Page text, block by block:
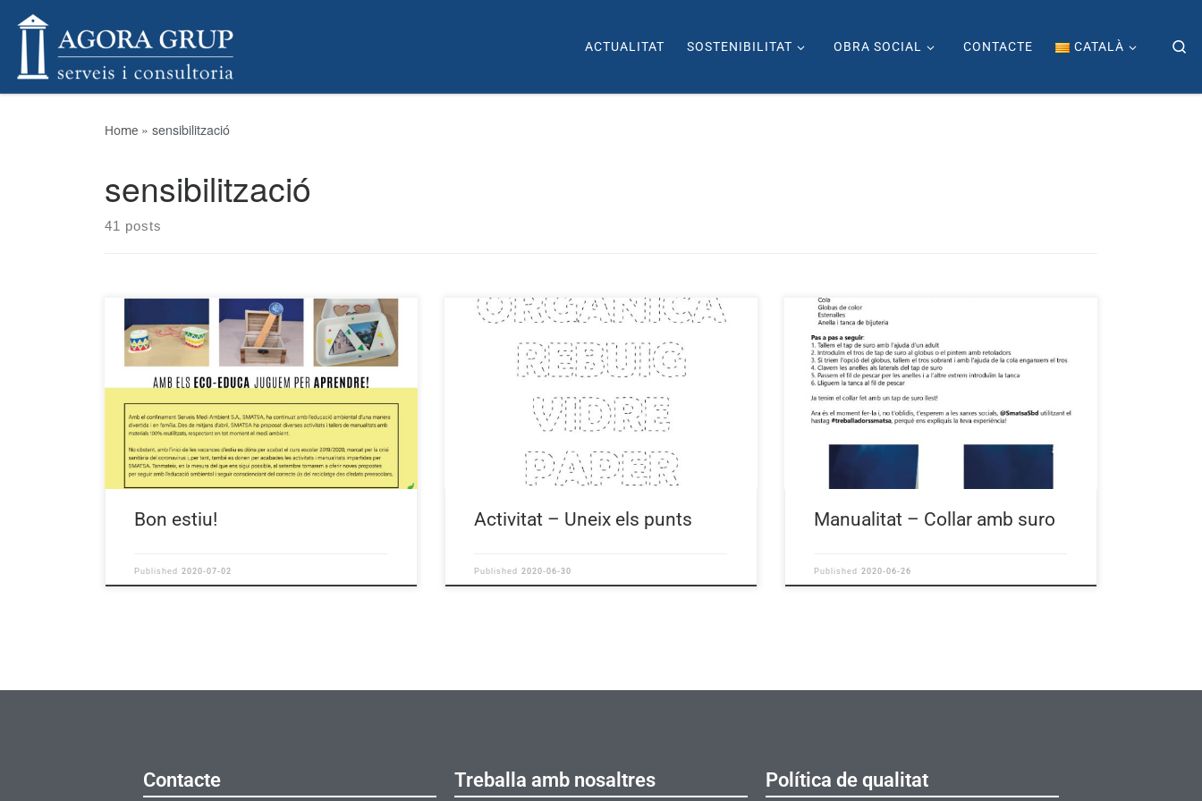
Skip to content
ACTUALITAT SOSTENIBILITAT OBRA SOCIAL CONTACTE CATALÀ
Home » sensibilització
sensibilització
41 posts
Bon estiu!
Published2020-07-02
Activitat – Uneix els punts
Published2020-06-30
Manualitat – Collar amb suro
Published2020-06-26
Contacte Treballa amb nosaltres Política de qualitat